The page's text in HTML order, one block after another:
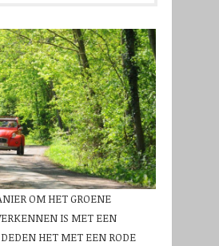
OM HET GROENE
IS MET EEN
HET MET EEN RODE